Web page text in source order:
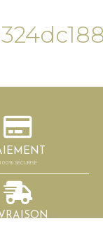
100% SÉCURISÉ